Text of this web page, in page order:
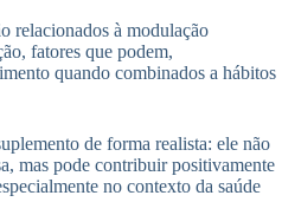
relacionados à modulação
fatores que podem,
quando combinados a hábitos
de forma realista: ele não
mas pode contribuir positivamente
no contexto da saúde